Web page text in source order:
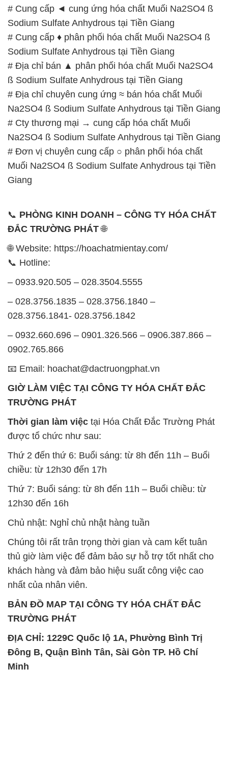
# Cung cấp ◄ cung ứng hóa chất Muối Na2SO4 ß
Sodium Sulfate Anhydrous tại Tiền Giang
# Cung cấp ♦ phân phối hóa chất Muối Na2SO4 ß
Sodium Sulfate Anhydrous tại Tiền Giang
# Địa chỉ bán ▲ phân phối hóa chất Muối Na2SO4
ß Sodium Sulfate Anhydrous tại Tiền Giang
# Địa chỉ chuyên cung ứng ≈ bán hóa chất Muối
Na2SO4 ß Sodium Sulfate Anhydrous tại Tiền Giang
# Cty thương mại → cung cấp hóa chất Muối
Na2SO4 ß Sodium Sulfate Anhydrous tại Tiền Giang
# Đơn vị chuyên cung cấp ○ phân phối hóa chất
Muối Na2SO4 ß Sodium Sulfate Anhydrous tại Tiền
Giang
📞 PHÒNG KINH DOANH – CÔNG TY HÓA CHẤT
ĐẮC TRƯỜNG PHÁT🌐
🌐 Website: https://hoachatmientay.com/
📞 Hotline:
– 0933.920.505 – 028.3504.5555
– 028.3756.1835 – 028.3756.1840 –
028.3756.1841- 028.3756.1842
– 0932.660.696 – 0901.326.566 – 0906.387.866 –
0902.765.866
📧 Email: hoachat@dactruongphat.vn
GIỜ LÀM VIỆC TẠI CÔNG TY HÓA CHẤT ĐẮC
TRƯỜNG PHÁT
Thời gian làm việc tại Hóa Chất Đắc Trường Phát
được tổ chức như sau:
Thứ 2 đến thứ 6: Buổi sáng: từ 8h đến 11h – Buổi
chiều: từ 12h30 đến 17h
Thứ 7: Buổi sáng: từ 8h đến 11h – Buổi chiều: từ
12h30 đến 16h
Chủ nhật: Nghỉ chủ nhật hàng tuần
Chúng tôi rất trân trọng thời gian và cam kết tuân
thủ giờ làm việc để đảm bảo sự hỗ trợ tốt nhất cho
khách hàng và đảm bảo hiệu suất công việc cao
nhất của nhân viên.
BẢN ĐỒ MAP TẠI CÔNG TY HÓA CHẤT ĐẮC
TRƯỜNG PHÁT
ĐỊA CHỈ: 1229C Quốc lộ 1A, Phường Bình Trị
Đông B, Quận Bình Tân, Sài Gòn TP. Hồ Chí
Minh